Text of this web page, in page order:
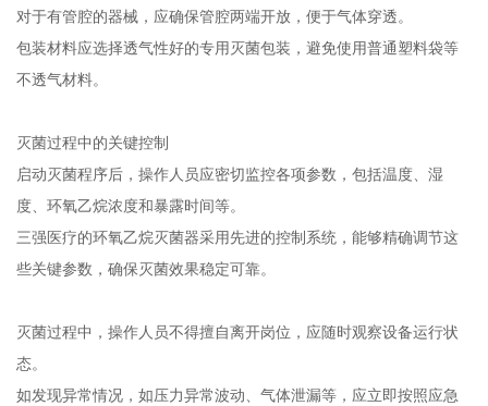
对于有管腔的器械，应确保管腔两端开放，便于气体穿透。
包装材料应选择透气性好的专用灭菌包装，避免使用普通塑料袋等
不透气材料。
灭菌过程中的关键控制
启动灭菌程序后，操作人员应密切监控各项参数，包括温度、湿
度、环氧乙烷浓度和暴露时间等。
三强医疗的环氧乙烷灭菌器采用先进的控制系统，能够精确调节这
些关键参数，确保灭菌效果稳定可靠。
灭菌过程中，操作人员不得擅自离开岗位，应随时观察设备运行状
态。
如发现异常情况，如压力异常波动、气体泄漏等，应立即按照应急